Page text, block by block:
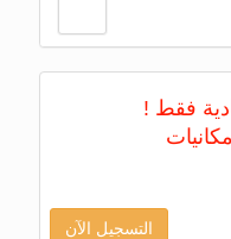
فقط !
التسجيل الآن